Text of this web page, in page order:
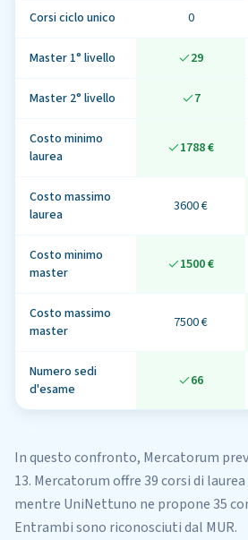
Corsi ciclo unico 0
Master 1° livello 29
Master 2° livello 7
Costo minimo
laurea
1788 €
Costo massimo
laurea
3600 €
Costo minimo
master
1500 €
Costo massimo
master
7500 €
Numero sedi
d'esame
66
In questo confronto, Mercatorum
13. Mercatorumoffre 39corsi di laurea
mentre UniNettuno ne propone 35
Entrambi sono riconosciuti dal MUR.